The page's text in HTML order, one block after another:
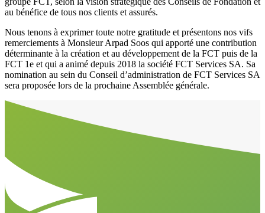
au bénéfice de tous nos clients et assurés.
Nous tenons à exprimer toute notre gratitude et présentons nos vifs
remerciements à Monsieur Arpad Soos qui apporté une contribution
déterminante à la création et au développement de la FCT puis de la
FCT 1e et qui a animé depuis 2018 la société FCT Services SA. Sa
nomination au sein du Conseil d’administration de FCT Services SA
sera proposée lors de la prochaine Assemblée générale.
Aller en haut de la page
Bas de page